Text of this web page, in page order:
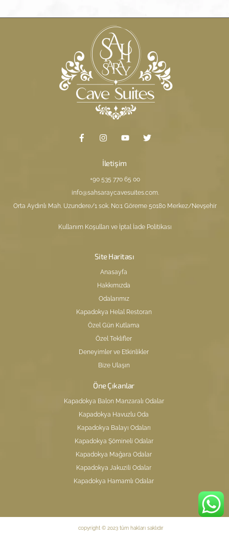
İletişim
+90 535 770 65 00
info@sahsaraycavesuites.com.
Orta Aydınlı Mah. Uzundere/1 sok. No:1 Göreme 50180 Merkez/Nevşehir
Kullanım Koşulları ve İptal İade Politikası
Site Haritası
Anasayfa
Hakkımızda
Odalarımız
Kapadokya Helal Restoran
Özel Gün Kutlama
Özel Teklifler
Deneyimler ve Etkinlikler
Bize Ulaşın
Öne Çıkanlar
Kapadokya Balon Manzaralı Odalar
Kapadokya Havuzlu Oda
Kapadokya Balayı Odaları
Kapadokya Şömineli Odalar
Kapadokya Mağara Odalar
Kapadokya Jakuzili Odalar
Kapadokya Hamamlı Odalar
copyright © 2023 tüm hakları saklıdır